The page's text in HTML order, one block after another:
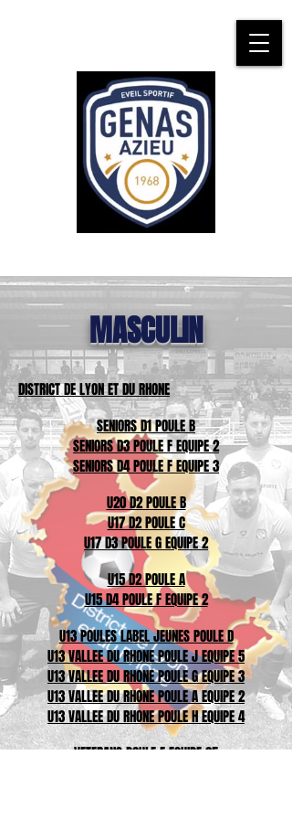
MASCULIN
DISTRICT DE LYON ET DU RHONE
SENIORS D1 POULE B
SENIORS D3 POULE F EQUIPE 2
SENIORS D4 POULE F EQUIPE 3
U20 D2 POULE B
U17 D2 POULE C
U17 D3 POULE G EQUIPE 2
U15 D2 POULE A
U15 D4 POULE F EQUIPE 2
U13 POULES LABEL JEUNES POULE D
U13 VALLEE DU RHONE POULE J EQUIPE 5
U13 VALLEE DU RHONE POULE G EQUIPE 3
U13 VALLEE DU RHONE POULE A EQUIPE 2
U13 VALLEE DU RHONE POULE H EQUIPE 4
VETERANS POULE E EQUIPE 35